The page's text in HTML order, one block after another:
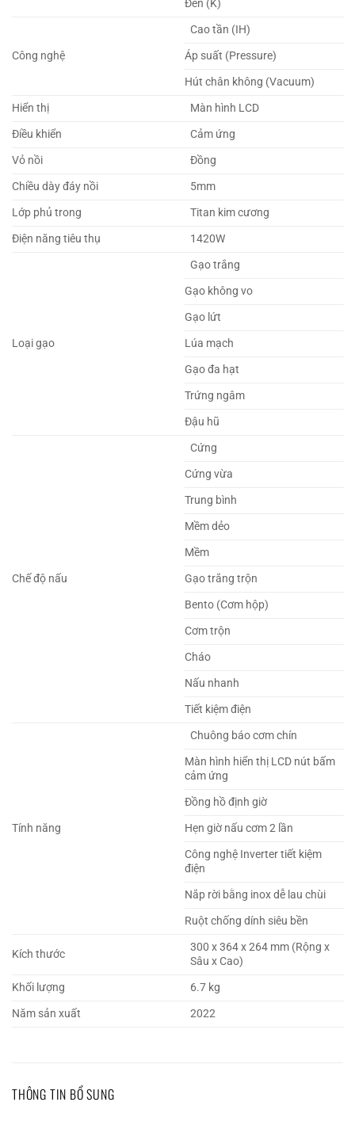
Đen (K)
Công nghệ
Cao tần (IH)
Áp suất (Pressure)
Hút chân không (Vacuum)
Hiển thị
Màn hình LCD
Điều khiển
Cảm ứng
Vỏ nồi
Đồng
Chiều dày đáy nồi
5mm
Lớp phủ trong
Titan kim cương
Điện năng tiêu thụ
1420W
Loại gạo
Gạo trắng
Gạo không vo
Gạo lứt
Lúa mạch
Gạo đa hạt
Trứng ngâm
Đậu hũ
Chế độ nấu
Cứng
Cứng vừa
Trung bình
Mềm dẻo
Mềm
Gạo trắng trộn
Bento (Cơm hộp)
Cơm trộn
Cháo
Nấu nhanh
Tiết kiệm điện
Tính năng
Chuông báo cơm chín
Màn hình hiển thị LCD nút bấm
cảm ứng
Đồng hồ định giờ
Hẹn giờ nấu cơm 2 lần
Công nghệ Inverter tiết kiệm
điện
Nắp rời bằng inox dễ lau chùi
Ruột chống dính siêu bền
Kích thước
300 x 364 x 264 mm (Rộng x
Sâu x Cao)
Khối lượng
6.7 kg
Năm sản xuất
2022
THÔNG TIN BỔ SUNG